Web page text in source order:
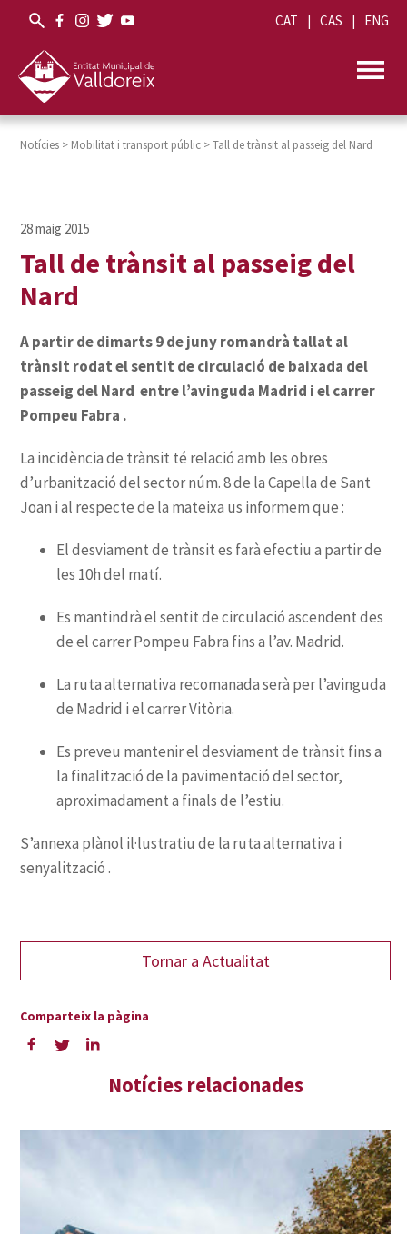
CAT CAS ENG
Notícies > Mobilitat i transport públic >Tall de trànsit al passeig del Nard
Tall de trànsit al passeig del
Nard
A partir de dimarts 9 de juny romandrà tallat al
trànsit rodat el sentit de circulació de baixada del
passeig del Nard entre l’avinguda Madrid i el carrer
Pompeu Fabra .
El desviament de trànsit es farà efectiu a partir de
les 10h del matí.
Es mantindrà el sentit de circulació ascendent des
de el carrer Pompeu Fabra fins a l’av. Madrid.
La ruta alternativa recomanada serà per l’avinguda
de Madrid i el carrer Vitòria.
Es preveu mantenir el desviament de trànsit fins a
la finalització de la pavimentació del sector,
aproximadament a finals de l’estiu.